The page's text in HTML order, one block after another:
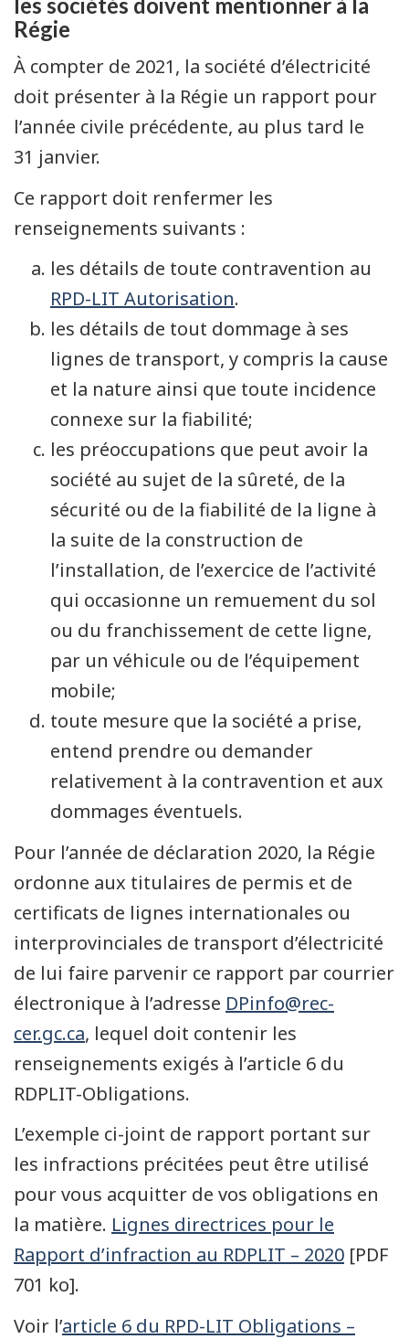
Régie
À compter de 2021, la société d’électricité
doit présenter à la Régie un rapport pour
l’année civile précédente, au plus tard le
31 janvier.
Ce rapport doit renfermer les
renseignements suivants :
les détails de toute contravention au
RPD-LIT Autorisation.
les détails de tout dommage à ses
lignes de transport, y compris la cause
et la nature ainsi que toute incidence
connexe sur la fiabilité;
les préoccupations que peut avoir la
société au sujet de la sûreté, de la
sécurité ou de la fiabilité de la ligne à
la suite de la construction de
l’installation, de l’exercice de l’activité
qui occasionne un remuement du sol
ou du franchissement de cette ligne,
par un véhicule ou de l’équipement
mobile;
toute mesure que la société a prise,
entend prendre ou demander
relativement à la contravention et aux
dommages éventuels.
Pour l’année de déclaration 2020, la Régie
ordonne aux titulaires de permis et de
certificats de lignes internationales ou
interprovinciales de transport d’électricité
de lui faire parvenir ce rapport par courrier
électronique à l’adresse DPinfo@rec-
cer.gc.ca, lequel doit contenir les
renseignements exigés à l’article 6 du
RDPLIT-Obligations.
L’exemple ci-joint de rapport portant sur
les infractions précitées peut être utilisé
pour vous acquitter de vos obligations en
la matière. Lignes directrices pour le
Rapport d’infraction au RDPLIT – 2020 [PDF
701 ko].
Voir l’article 6 du RPD-LIT Obligations –